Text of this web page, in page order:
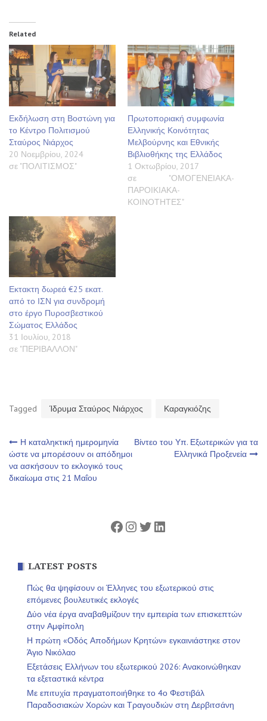
Related
Εκδήλωση στη Βοστώνη για
το Κέντρο Πολιτισμού
Σταύρος Νιάρχος
20 Νοεμβρίου, 2024
σε "ΠΟΛΙΤΙΣΜΟΣ"
Πρωτοποριακή συμφωνία
Ελληνικής Κοινότητας
Μελβούρνης και Εθνικής
Βιβλιοθήκης της Ελλάδος
1 Οκτωβρίου, 2017
σε "ΟΜΟΓΕΝΕΙΑΚΑ-
ΠΑΡΟΙΚΙΑΚΑ-
ΚΟΙΝΟΤΗΤΕΣ"
Εκτακτη δωρεά €25 εκατ.
από το ΙΣΝ για συνδρομή
στο έργο Πυροσβεστικού
Σώματος Ελλάδος
31 Ιουλίου, 2018
σε "ΠΕΡΙΒΑΛΛΟΝ"
Tagged Ίδρυμα Σταύρος Νιάρχος Καραγκιόζης
Πλοήγηση
άρθρων
Η καταληκτική ημερομηνία
ώστε να μπορέσουν οι απόδημοι
να ασκήσουν το εκλογικό τους
δικαίωμα στις 21 Μαΐου
Βίντεο του Υπ. Εξωτερικών για τα
Ελληνικά Προξενεία
Facebook
Instagram
Twitter
Linkedin
LATEST POSTS
Πώς θα ψηφίσουν οι Έλληνες του εξωτερικού στις
επόμενες βουλευτικές εκλογές
Δύο νέα έργα αναβαθμίζουν την εμπειρία των επισκεπτών
στην Αμφίπολη
Η πρώτη «Οδός Αποδήμων Κρητών» εγκαινιάστηκε στον
Άγιο Νικόλαο
Εξετάσεις Ελλήνων του εξωτερικού 2026: Ανακοινώθηκαν
τα εξεταστικά κέντρα
Με επιτυχία πραγματοποιήθηκε το 4ο Φεστιβάλ
Παραδοσιακών Χορών και Τραγουδιών στη Δερβιτσάνη